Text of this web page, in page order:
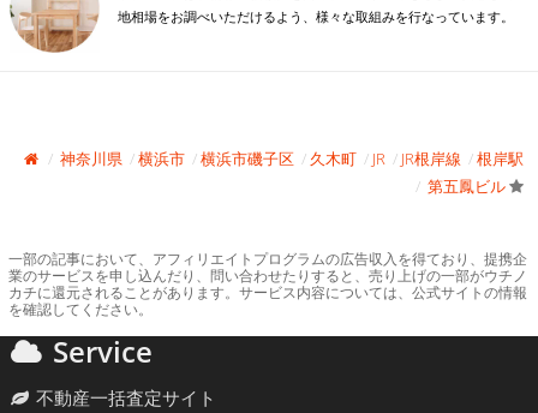
地相場をお調べいただけるよう、様々な取組みを行なっています。
神奈川県 横浜市 横浜市磯子区 久木町 JR JR根岸線
根岸駅
第五鳳ビル
一部の記事において、アフィリエイトプログラムの広告収入を得ており、提携企
業のサービスを申し込んだり、問い合わせたりすると、売り上げの一部がウチノ
カチに還元されることがあります。サービス内容については、公式サイトの情報
を確認してください。
Service
不動産一括査定サイト